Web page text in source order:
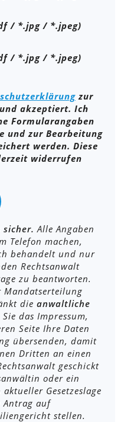
/ *.jpg / *.jpeg)
/ *.jpg / *.jpeg)
zur
akzeptiert. Ich
Formularangaben
und zur Bearbeitung
werden. Diese
widerrufen
Alle Angaben
Telefon machen,
behandelt und nur
Rechtsanwalt
zu beantworten.
Mandatserteilung
die anwaltliche
das Impressum,
Seite Ihre Daten
übersenden, damit
Dritten an einen
geschickt
oder ein
Gesetzeslage
Antrag auf
stellen.